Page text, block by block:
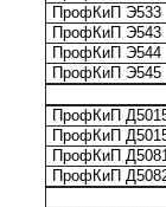
ПрофКиП Э533
ПрофКиП Э543
ПрофКиП Э544
ПрофКиП Э545
ПрофКиП
ПрофКиП
ПрофКиП
ПрофКиП